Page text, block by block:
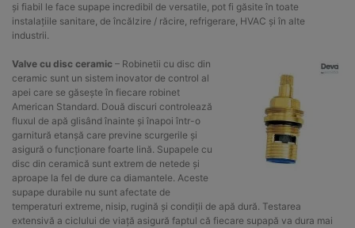
și fiabil le face supape incredibil de versatile, pot fi găsite în toate
instalațiile sanitare, de încălzire / răcire, refrigerare, HVAC și în alte
industrii.
Valve cu disc ceramic – Robinetii cu disc din
ceramic sunt un sistem inovator de control al
apei care se găsește în fiecare robinet
American Standard. Două discuri controlează
fluxul de apă glisând înainte și înapoi într-o
garnitură etanșă care previne scurgerile și
asigură o funcționare foarte lină. Supapele cu
disc din ceramică sunt extrem de netede și
aproape la fel de dure ca diamantele. Aceste
supape durabile nu sunt afectate de
temperaturi extreme, nisip, rugină și condiții de apă dură. Testarea
extensivă a ciclului de viață asigură faptul că fiecare supapă va dura mai